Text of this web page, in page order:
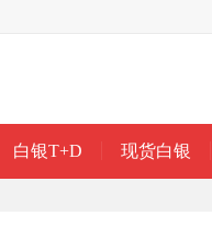
白银T+D 现货白银